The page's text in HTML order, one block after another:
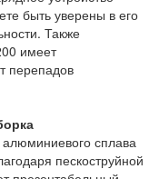
быть уверены в его
Также
имеет
перепадов
сплава
пескоструйной